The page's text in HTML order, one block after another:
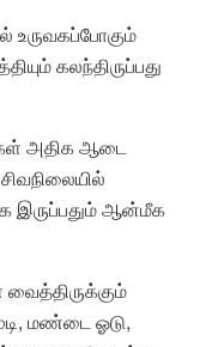
உருவகப்போகும்
கலந்திருப்பது
அதிக ஆடை
இருப்பதும் ஆன்மீக
வைத்திருக்கும்
மண்டை ஓடு,